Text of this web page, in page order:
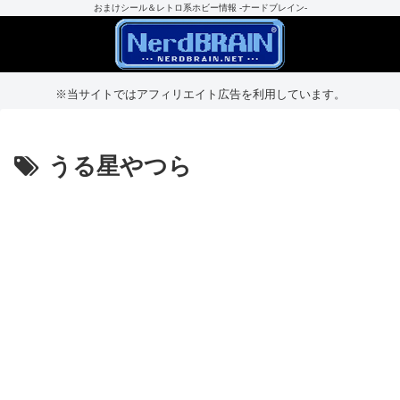
おまけシール＆レトロ系ホビー情報 -ナードブレイン-
※当サイトではアフィリエイト広告を利用しています。
うる星やつら